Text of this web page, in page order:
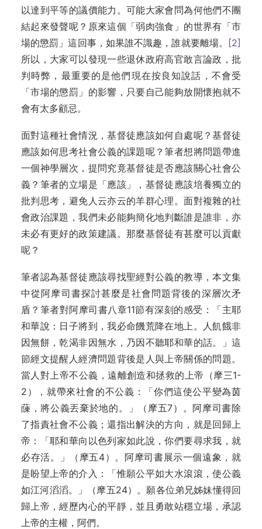
以達到平等的議價能力。可能大家會問為何他們不團
結起來發聲呢？原來這個「弱肉強食」的世界有「市
場的懲罰」這回事，如果誰不識趣，誰就要離場。
[2]
所以，大家可以發現一些退休政府高官敢言論政，批
判時弊，最重要的是他們現在按良知說話，不會受
「市場的懲罰」的影響，只要自己能夠放開懷抱就不
會有太多顧忌。
面對這種社會情況，基督徒應該如何自處呢？基督徒
應該如何思考社會公義的課題呢？筆者想將問題帶進
一個神學層次，提問究竟基督徒是否應該關心社會公
義？筆者的立場是「應該」，基督徒應該培養獨立的
批判思考，避免人云亦云的羊群心理。面對複雜的社
會政治課題，我們未必能夠簡化地判斷誰是誰非，亦
未必有更好的政策建議。那麼基督徒有甚麼可以貢獻
呢？
筆者認為基督徒應該尋找聖經對公義的教導，本文集
中從阿摩司書探討甚麼是社會問題背後的深層次矛
盾？筆者對阿摩司書八章11節有深刻的感受：「主耶
和華說：日子將到，我必命饑荒降在地上。人飢餓非
因無餅，乾渴非因無水，乃因不聽耶和華的話。」這
節經文提醒人經濟問題背後是人與上帝關係的問題。
當人對上帝不公義，遠離創造和拯救的上帝（摩三1-
2），就帶來社會的不公義：「你們這使公平變為茵
蔯，將公義丟棄於地的。」（摩五7）。阿摩司書除
了指責社會不公義；還指出解決的方向，就是回歸上
帝：「耶和華向以色列家如此說，你們要尋求我，就
必存活。」（摩五4）。阿摩司書展示一個遠象，就
是盼望上帝的介入：「惟願公平如大水滾滾，使公義
如江河滔滔。」（摩五24）。願各位弟兄姊妹懂得回
歸上帝，經歷內心的平靜，並且勇敢站穩立場，承認
上帝的主權，阿們。